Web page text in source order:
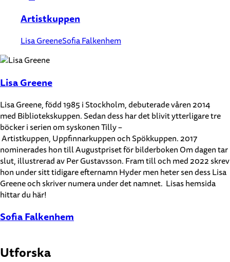
Artistkuppen
Lisa GreeneSofia Falkenhem
Lisa Greene
Lisa Greene, född 1985 i Stockholm, debuterade våren 2014
med Bibliotekskuppen. Sedan dess har det blivit ytterligare tre
böcker i serien om syskonen Tilly –
Artistkuppen, Uppfinnarkuppen och Spökkuppen. 2017
nominerades hon till Augustpriset för bilderboken Om dagen tar
slut, illustrerad av Per Gustavsson. Fram till och med 2022 skrev
hon under sitt tidigare efternamn Hyder men heter sen dess Lisa
Greene och skriver numera under det namnet. Lisas hemsida
hittar du här!
Sofia Falkenhem
Utforska